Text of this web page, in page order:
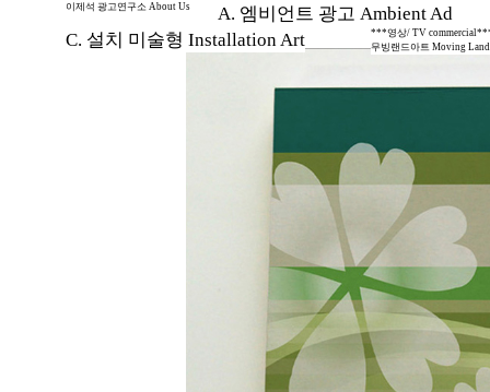
이제석 광고연구소 About Us
A. 엠비언트 광고 Ambient Ad
C. 설치 미술형 Installation Art
***영상/ TV
무빙랜드아트 Moving